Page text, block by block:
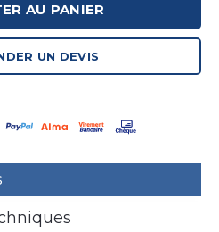
AU PANIER
UN DEVIS